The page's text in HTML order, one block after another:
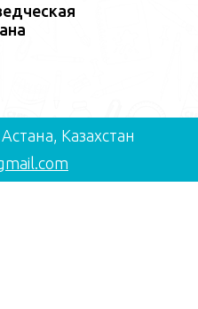
Казахстан